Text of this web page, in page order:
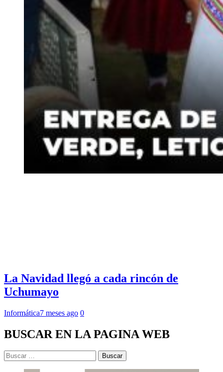
La Navidad llegó a cada rincón de
Uchumayo
Informática7 meses ago 0
BUSCAR EN LA PAGINA WEB
Buscar: